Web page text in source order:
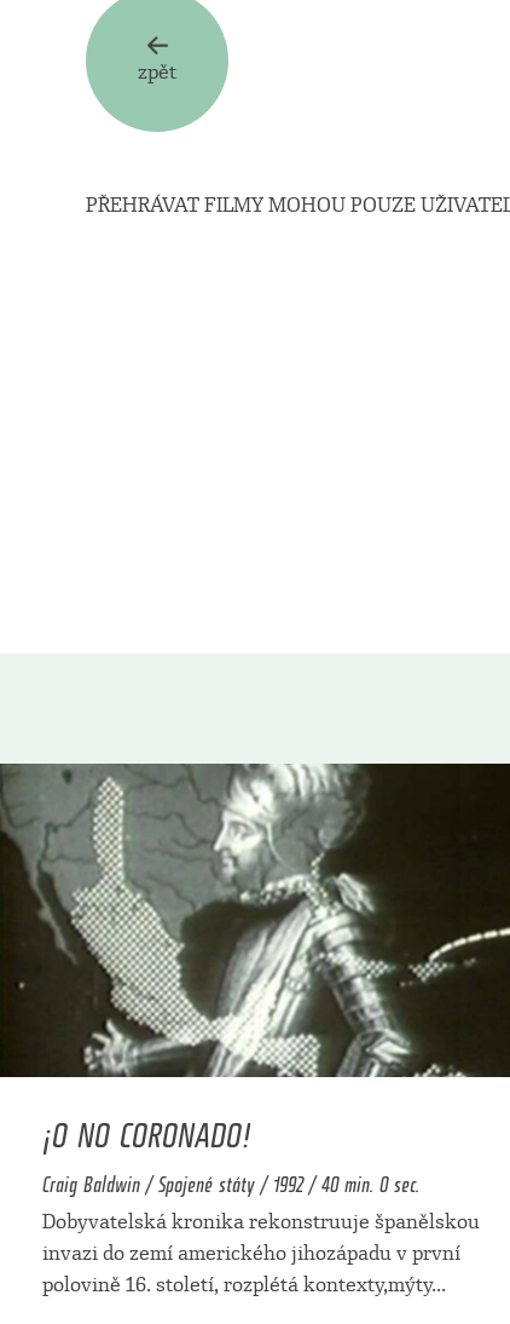
zpět
PŘEHRÁVAT FILMY MOHOU POUZE
¡O NO CORONADO!
Craig Baldwin / Spojené státy / 1992 / 40 min. 0 sec.
Dobyvatelská kronika rekonstruuje španělskou
invazi do zemí amerického jihozápadu v první
polovině 16. století, rozplétá kontexty,mýty...